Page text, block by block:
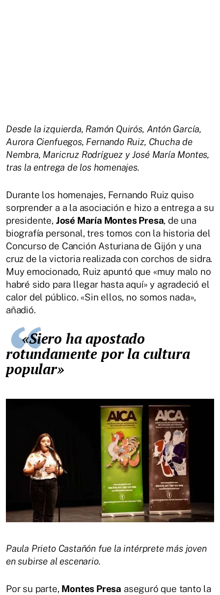
Desde la izquierda, Ramón Quirós, Antón García,
Aurora Cienfuegos, Fernando Ruiz, Chucha de
Nembra, Maricruz Rodríguez y José María Montes,
tras la entrega de los homenajes.
Durante los homenajes, Fernando Ruiz quiso
sorprender a a la asociación e hizo a entrega a su
presidente, José María Montes Presa, de una
biografía personal, tres tomos con la historia del
Concurso de Canción Asturiana de Gijón y una
cruz de la victoria realizada con corchos de sidra.
Muy emocionado, Ruiz apuntó que «muy malo no
habré sido para llegar hasta aquí» y agradeció el
calor del público. «Sin ellos, no somos nada»,
añadió.
«Siero ha apostado
rotundamente por la cultura
popular»
Paula Prieto Castañón fue la intérprete más joven
en subirse al escenario.
Por su parte, Montes Presa aseguró que tanto la